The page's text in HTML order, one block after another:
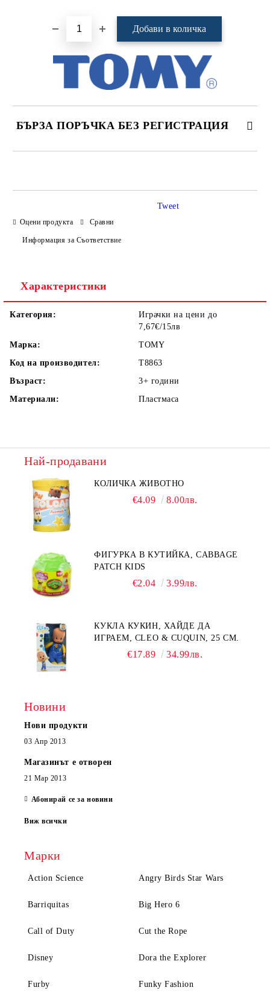
БЪРЗА ПОРЪЧКА БЕЗ РЕГИСТРАЦИЯ
Оцени продукта Сравни
Информация за Съответствие
Tweet
Характеристики
Категория:
Играчки на цени до
7,67€/15лв
Марка:
TOMY
Код на производител:
T8863
Възраст:
3+ години
Материали:
Пластмаса
Най-продавани
КОЛИЧКА ЖИВОТНО
€4.09 8.00лв.
ФИГУРКА В КУТИЙКА, CABBAGE
PATCH KIDS
€2.04 3.99лв.
КУКЛА КУКИН, ХАЙДЕ ДА
ИГРАЕМ, CLEO & CUQUIN, 25 СМ.
€17.89 34.99лв.
Новини
Нови продукти
03 Апр 2013
Магазинът е отворен
21 Мар 2013
Абонирай се за новини
Виж всички
Марки
Action Science Angry Birds Star Wars
Barriquitas Big Hero 6
Call of Duty Cut the Rope
Disney Dora the Explorer
Furby Funky Fashion